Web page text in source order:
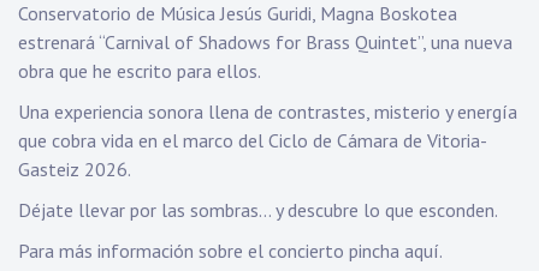
Conservatorio de Música Jesús Guridi, Magna Boskotea
estrenará “Carnival of Shadows for Brass Quintet”, una nueva
obra que he escrito para ellos.
Una experiencia sonora llena de contrastes, misterio y energía
que cobra vida en el marco del Ciclo de Cámara de Vitoria-
Gasteiz 2026.
Déjate llevar por las sombras… y descubre lo que esconden.
Para más información sobre el concierto pincha aquí.